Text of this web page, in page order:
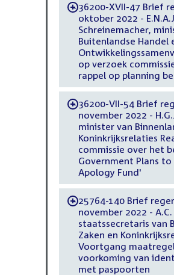
-36200-XVII-47 Brief
oktober 2022 -
Schreinemacher,
Buitenlandse Handel
op verzoek
rappel op planning
-36200-VII-54 Brief
november 2022 -
minister van
Koninkrijksrelaties
commissie over het
Government Plans to
Apology Fund'
-25764-140 Brief
november 2022 -
staatssecretaris van
Zaken en
Voortgang
voorkoming van
met paspoorten